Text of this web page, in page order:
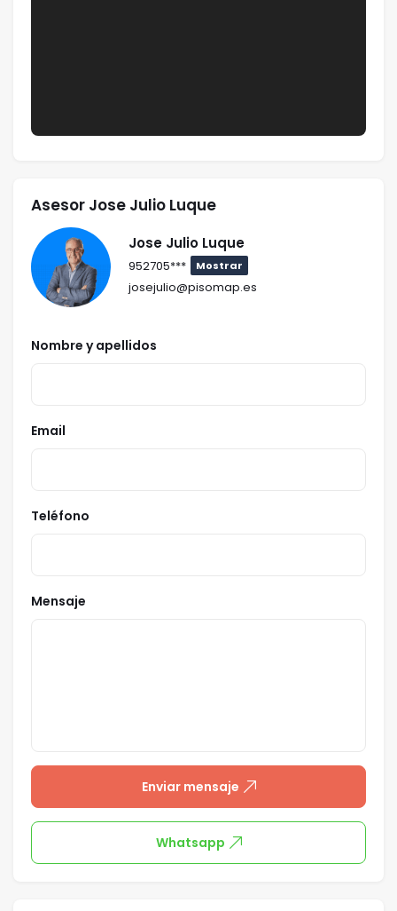
Asesor Jose Julio Luque
Jose Julio Luque
952705*** Mostrar
josejulio@pisomap.es
Nombre y apellidos
Email
Teléfono
Mensaje
Enviar mensaje
Whatsapp